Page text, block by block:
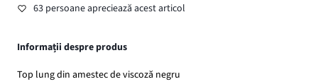
63 persoane apreciează acest articol
Informații despre produs
Top lung din amestec de viscoză negru